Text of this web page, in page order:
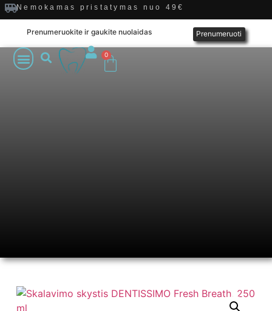
Nemokamas pristatymas nuo 49€
Prenumeruokite ir gaukite nuolaidas Prenumeruoti
0